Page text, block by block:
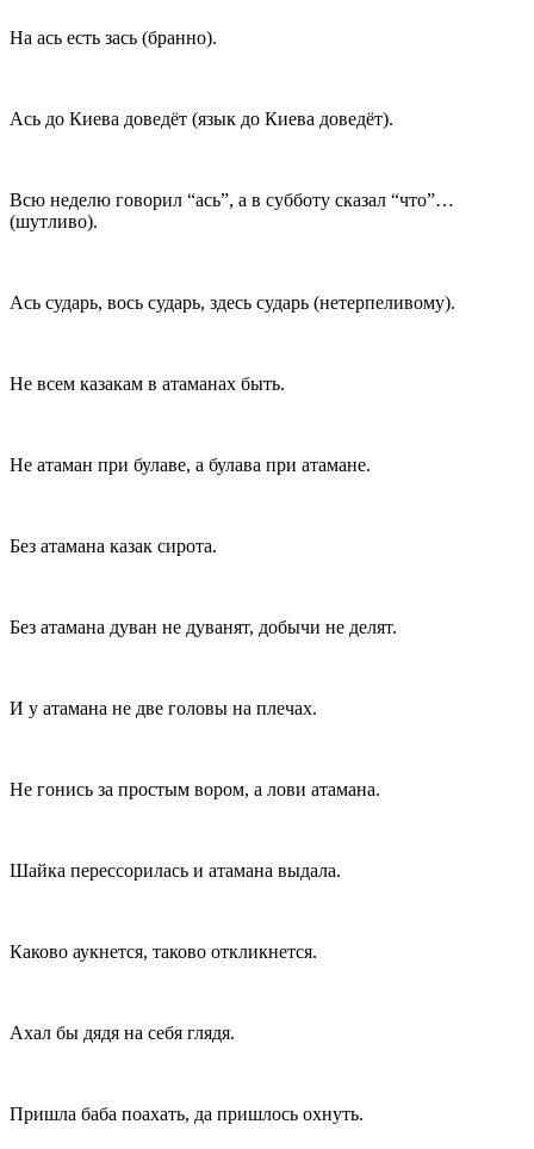
На ась есть зась (бранно).
Ась до Киева доведёт (язык до Киева доведёт).
Всю неделю говорил “ась”, а в субботу сказал “что”…
(шутливо).
Ась сударь, вось сударь, здесь сударь (нетерпеливому).
Не всем казакам в атаманах быть.
Не атаман при булаве, а булава при атамане.
Без атамана казак сирота.
Без атамана дуван не дуванят, добычи не делят.
И у атамана не две головы на плечах.
Не гонись за простым вором, а лови атамана.
Шайка перессорилась и атамана выдала.
Каково аукнется, таково откликнется.
Ахал бы дядя на себя глядя.
Пришла баба поахать, да пришлось охнуть.